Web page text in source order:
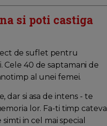
si poti castiga
de suflet pentru
40 de saptamani de
al unei femei.
dar si asa de intens - te
lor. Fa-ti timp cateva
in cel mai special